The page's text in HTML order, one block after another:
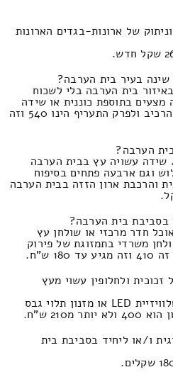
של ארונות-בגדים הארונות
בעיר בית הערבה?
בית הערבה בלי לשכוח
מצעים בתוספת כוננית או שידה
מעץ יחד עם שידות בהוספת להרכיב ולפרק התעריף הינו 540 וזה
הערבה?
שידה עשויה עץ בבית הערבה
וגם ארבעה פתחים בסיפוח
והרכבת ארון הזזה בבית הערבה
בית הערבה?
חדר מרכזי או שולחן עץ
משרדי בתמזוגת של פירוק
ש"ח.
ולחלופין עשוי מעץ
מחירי העברה של מזנון קטן טלוויזיית LED או מזנון תלוי גבס
ש"ח.
ו/או ליחיד בסביבת בית